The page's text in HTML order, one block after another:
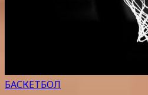
БАСКЕТБОЛ